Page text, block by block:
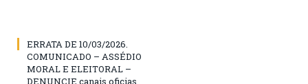
ERRATA DE 10/03/2026.
COMUNICADO – ASSÉDIO
MORAL E ELEITORAL –
DENUNCIE canais oficias